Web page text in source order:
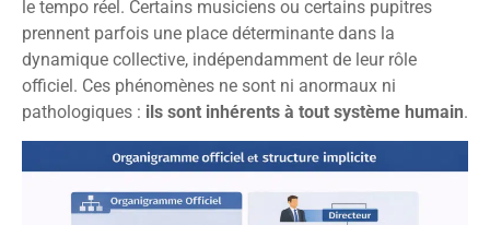
le tempo réel. Certains musiciens ou certains pupitres
prennent parfois une place déterminante dans la
dynamique collective, indépendamment de leur rôle
officiel. Ces phénomènes ne sont ni anormaux ni
pathologiques : ils sont inhérents à tout système humain.